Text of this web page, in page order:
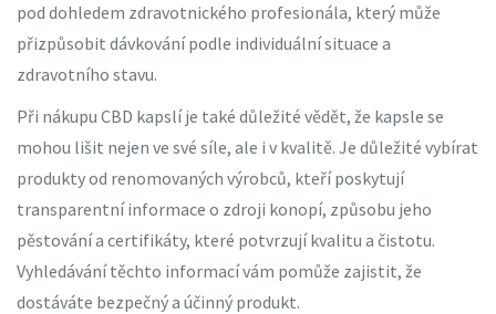
pod dohledem zdravotnického profesionála, který může
přizpůsobit dávkování podle individuální situace a
zdravotního stavu.
Při nákupu CBD kapslí je také důležité vědět, že kapsle se
mohou lišit nejen ve své síle, ale i v kvalitě. Je důležité vybírat
produkty od renomovaných výrobců, kteří poskytují
transparentní informace o zdroji konopí, způsobu jeho
pěstování a certifikáty, které potvrzují kvalitu a čistotu.
Vyhledávání těchto informací vám pomůže zajistit, že
dostáváte bezpečný a účinný produkt.